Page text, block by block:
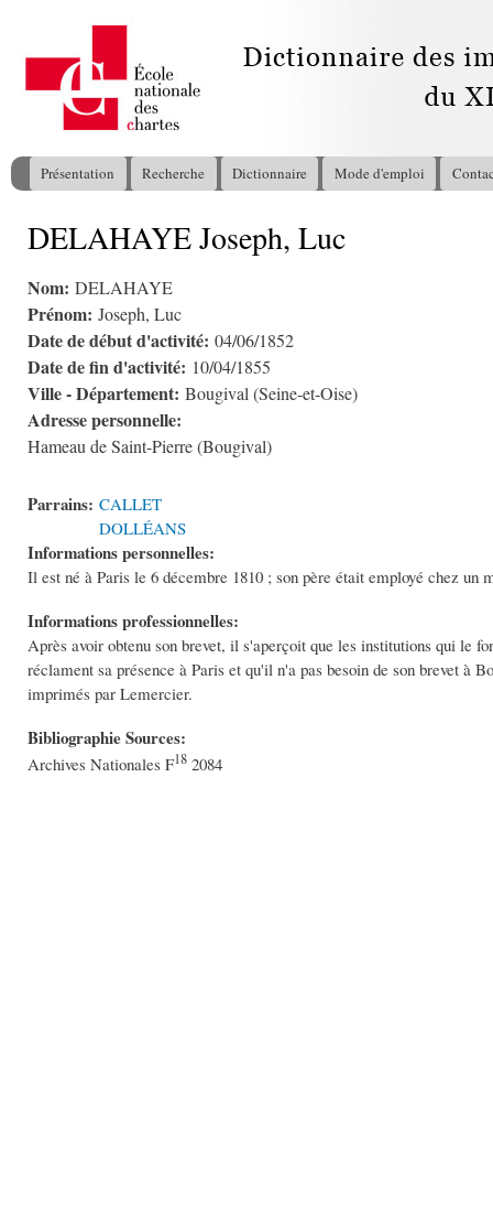
Menu principal
Présentation Recherche Dictionnaire Mode d'emploi
Vous êtes ici
DELAHAYE Joseph, Luc
Nom: DELAHAYE
Prénom: Joseph, Luc
Date de début d'activité: 04/06/1852
Date de fin d'activité: 10/04/1855
Ville - Département: Bougival (Seine-et-Oise)
Adresse personnelle:
Hameau de Saint-Pierre (Bougival)
Parrains: CALLET
DOLLÉANS
Informations personnelles:
Il est né à Paris le 6 décembre 1810 ; son père était employé chez
Informations professionnelles:
Après avoir obtenu son brevet, il s'aperçoit que les institutions qui le
réclament sa présence à Paris et qu'il n'a pas besoin de son brevet à
imprimés par Lemercier.
Bibliographie Sources:
Archives Nationales F18 2084